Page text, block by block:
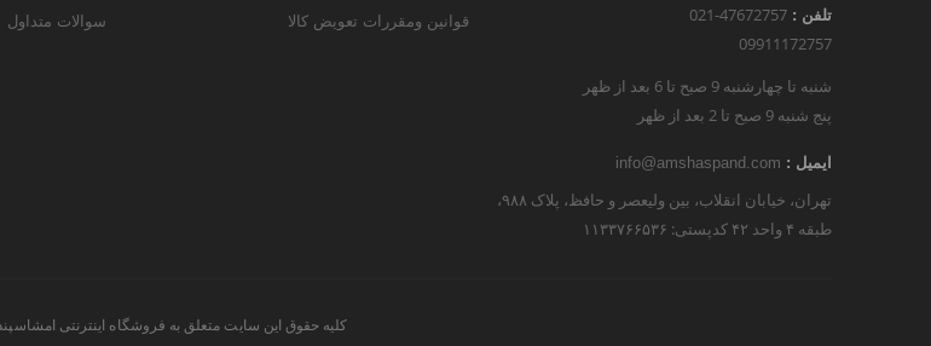
تلفن : 021-47672757
09911172757
شنبه تا چهارشنبه 9 صبح تا 6 بعد از ظهر
پنج شنبه 9 صبح تا 2 بعد از ظهر
ایمیل : info@amshaspand.com
تهران، خیابان انقلاب، بین ولیعصر و حافظ، پلاک ۹۸۸،
طبقه ۴ واحد ۴۲ کدپستی: ۱۱۳۳۷۶۶۵۳۶
قوانین ومقررات تعویض کالا
سوالات متداول
کلیه حقوق این سایت متعلق به فروشگاه اینترنتی امشاسپند می